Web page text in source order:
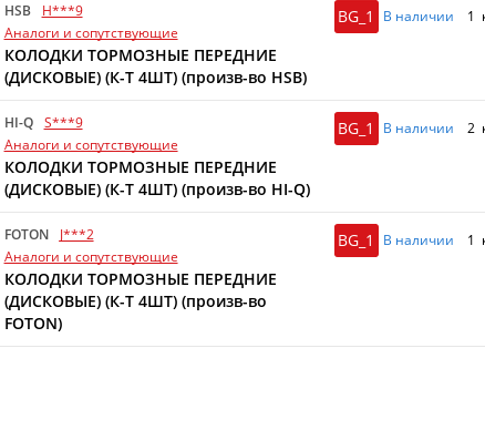
HSB
H***9
Аналоги и сопутствующие
КОЛОДКИ ТОРМОЗНЫЕ ПЕРЕДНИЕ
(ДИСКОВЫЕ) (К-Т 4ШТ) (произв-во HSB)
BG_1 В наличии 1
HI-Q
S***9
Аналоги и сопутствующие
КОЛОДКИ ТОРМОЗНЫЕ ПЕРЕДНИЕ
(ДИСКОВЫЕ) (К-Т 4ШТ) (произв-во HI-Q)
BG_1 В наличии 2
FOTON
J***2
Аналоги и сопутствующие
КОЛОДКИ ТОРМОЗНЫЕ ПЕРЕДНИЕ
(ДИСКОВЫЕ) (К-Т 4ШТ) (произв-во
FOTON)
BG_1 В наличии 1